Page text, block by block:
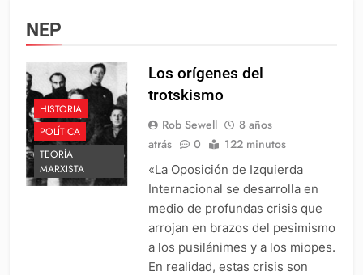
NEP
HISTORIA
POLÍTICA
TEORÍA
MARXISTA
Los orígenes del
trotskismo
Rob Sewell
8 años
atrás
0 122 minutos
«La Oposición de Izquierda
Internacional se desarrolla en
medio de profundas crisis que
arrojan en brazos del pesimismo
a los pusilánimes y a los miopes.
En realidad, estas crisis son